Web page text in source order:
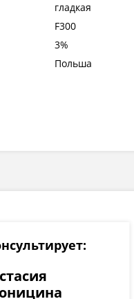
гладкая
F300
3%
Польша